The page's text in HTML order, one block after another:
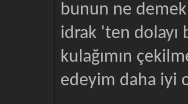
bunun ne
idrak 'ten dolayı
kulağımın
edeyim daha iyi